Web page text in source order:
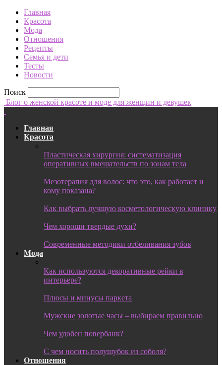
Главная
Красота
Мода
Отношения
Рецепты
Семья и дети
Тесты
Новости
Поиск
Блог о женской красоте и моде для женщин и девушек
Главная
Красота
Пластическая хирургия: систематизация
оперативных вмешательств по зонам тела
Мезотерапия для волос: что это, как работает и
кому показана?
Как выбрать лучшую косметологическую клинику
Чем хороши твердые духи?
Современные методики отбеливания зубов
Мода
Как используются декоративные рейки в
интерьере?
Плюсы и минусы паркета
Мужские золотые часы – выбираем правильно
Чем удобен повербанк?
С чем носить полушубок из соболя?
Отношения